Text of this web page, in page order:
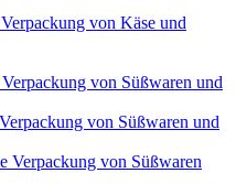
von Käse und
von Süßwaren und
von Süßwaren und
Verpackung von Süßwaren